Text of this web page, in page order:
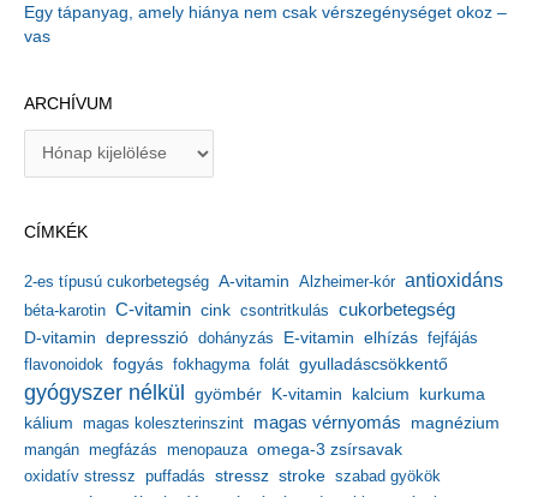
Egy tápanyag, amely hiánya nem csak vérszegénységet okoz –
vas
ARCHÍVUM
í
u
m
CÍMKÉK
2-es típusú cukorbetegség A-vitamin Alzheimer-kór antioxidáns
béta-karotin C-vitamin cink csontritkulás cukorbetegség
D-vitamin depresszió dohányzás E-vitamin elhízás fejfájás
flavonoidok fogyás fokhagyma folát gyulladáscsökkentő
gyógyszer nélkül gyömbér K-vitamin kalcium kurkuma
kálium magas koleszterinszint magas vérnyomás magnézium
mangán megfázás menopauza omega-3 zsírsavak
oxidatív stressz puffadás stressz stroke szabad gyökök